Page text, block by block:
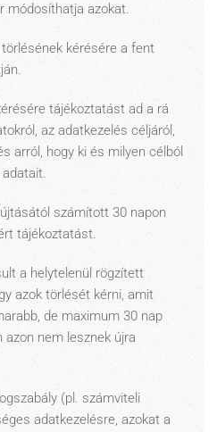
módosíthatja azokat.
kérésére a fent
tájékoztatást ad a rá
az adatkezelés céljáról,
arról, hogy ki és milyen célból
adatait.
számított 30 napon
tájékoztatást.
a helytelenül rögzített
azok törlését kérni, amit
de maximum 30 nap
nem lesznek újra
(pl. számviteli
adatkezelésre, azokat a